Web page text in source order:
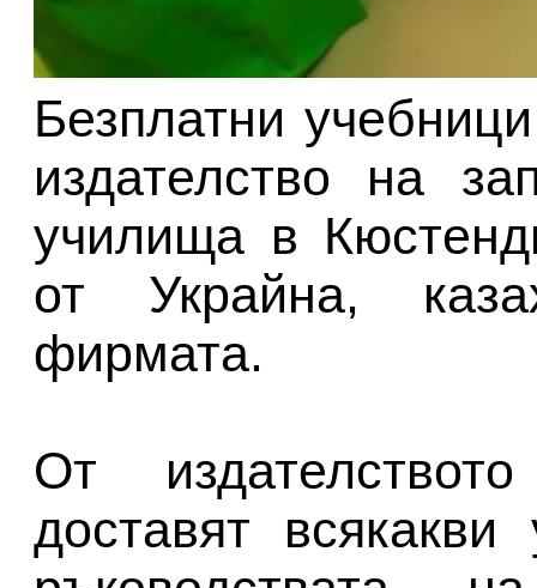
Безплатни
издателство на
училища в
от Украйна,
фирмата.
От
доставят